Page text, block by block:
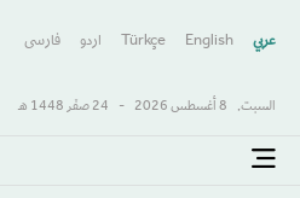
عربي English
Türkçe اردو فارسى
السبت, 8 أغسطس 2026 - 24 صفَر 1448 هـ